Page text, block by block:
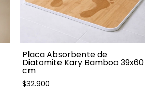
Placa Absorbente de
Diatomite Kary Bamboo 39x60
cm
$32.900